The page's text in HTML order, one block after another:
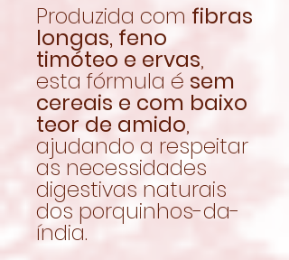
Produzida com fibras
longas, feno
timóteo e ervas,
esta fórmula é sem
cereais e com baixo
teor de amido,
ajudando a respeitar
as necessidades
digestivas naturais
dos porquinhos-da-
índia.